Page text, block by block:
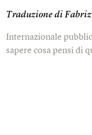
Traduzione di
Internazionale
sapere cosa pensi di